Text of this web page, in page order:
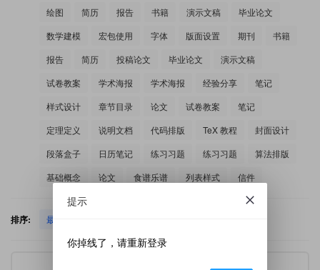
绘图
简历 报告 书籍 演示文稿
毕业论文
数学建模
宏包使用 字体 版面设置 期刊
书籍
报告
简历 投稿论文 毕业论文
演示文稿
试卷教案
学术海报 学术海报 经验分享
笔记
样式设计
章节目录 论文 试卷教案
笔记
定理定义
说明文档 代码排版 TeX 教程
封面设计
段落盒子
日历笔记 练习习题 练习习题
算法排版
基础概念
论文 食谱乐谱 列表样式 信件
排序: 最新发布
提示
你掉线了，请重新登录